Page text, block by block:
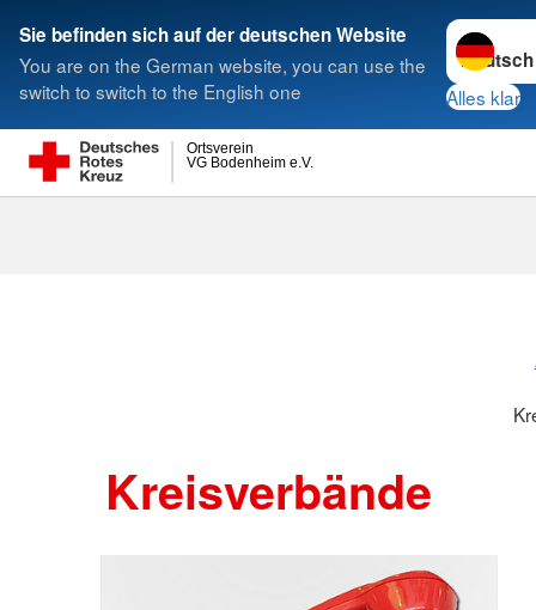
Sie befinden sich auf der deutschen Website
You are on the German website, you can use the
switch to switch to the English one
Sprache
Alles klar
VG Bodenheim e.V.
Ortsverein
Suche
Kreisverbände